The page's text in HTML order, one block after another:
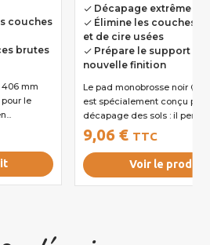
couches
brutes
le
done Décapage extrême
done Élimine les couches
et de cire usées
done Prépare le support à
nouvelle finition
Le pad monobrosse noir Ø 406 mm
est spécialement conçu
décapage des sols : il
9,06 € TTC
Voir le produit